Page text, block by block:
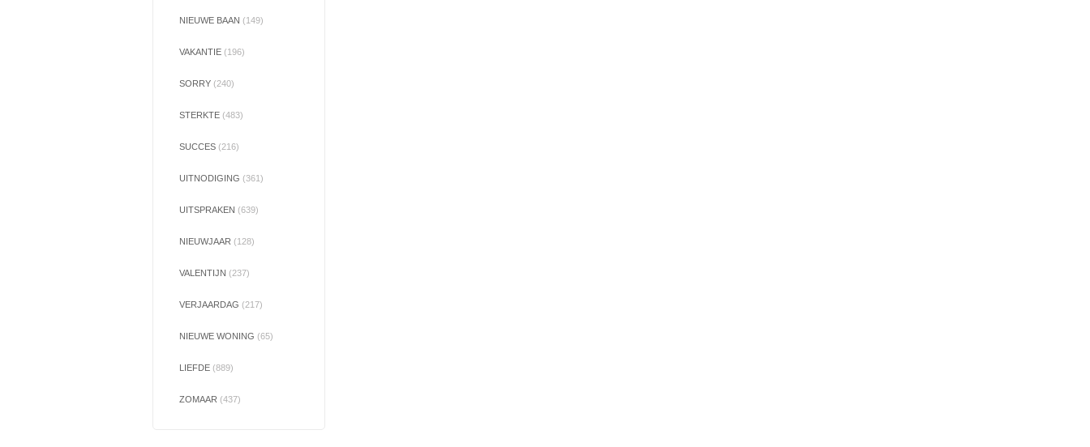
NIEUWE BAAN (149)
VAKANTIE (196)
SORRY (240)
STERKTE (483)
SUCCES (216)
UITNODIGING (361)
UITSPRAKEN (639)
NIEUWJAAR (128)
VALENTIJN (237)
VERJAARDAG (217)
NIEUWE WONING (65)
LIEFDE (889)
ZOMAAR (437)